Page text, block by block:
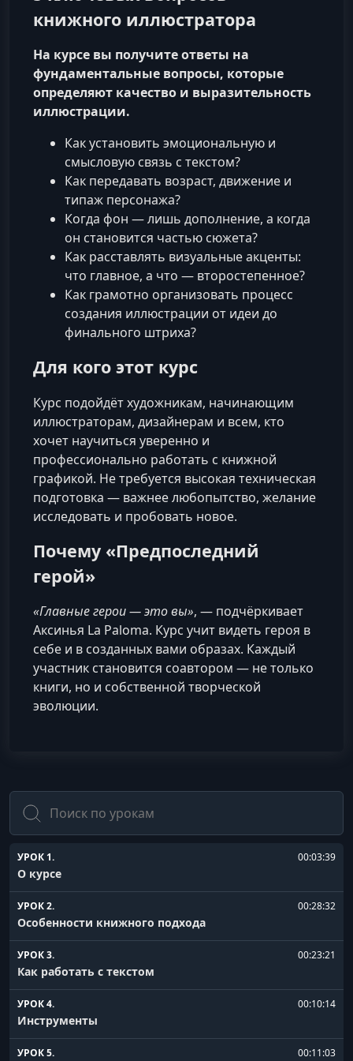
книжного иллюстратора
На курсе вы получите ответы на
фундаментальные вопросы, которые
определяют качество и выразительность
иллюстрации.
Как установить эмоциональную и
смысловую связь с текстом?
Как передавать возраст, движение и
типаж персонажа?
Когда фон — лишь дополнение, а когда
он становится частью сюжета?
Как расставлять визуальные акценты:
что главное, а что — второстепенное?
Как грамотно организовать процесс
создания иллюстрации от идеи до
финального штриха?
Для кого этот курс
Курс подойдёт художникам, начинающим
иллюстраторам, дизайнерам и всем, кто
хочет научиться уверенно и
профессионально работать с книжной
графикой. Не требуется высокая техническая
подготовка — важнее любопытство, желание
исследовать и пробовать новое.
Почему «Предпоследний
герой»
«Главные герои — это вы», — подчёркивает
Аксинья La Paloma. Курс учит видеть героя в
себе и в созданных вами образах. Каждый
участник становится соавтором — не только
книги, но и собственной творческой
эволюции.
Поиск
УРОК 1. 00:03:39
О курсе
УРОК 2. 00:28:32
Особенности книжного подхода
УРОК 3. 00:23:21
Как работать с текстом
УРОК 4. 00:10:14
Инструменты
УРОК 5. 00:11:03